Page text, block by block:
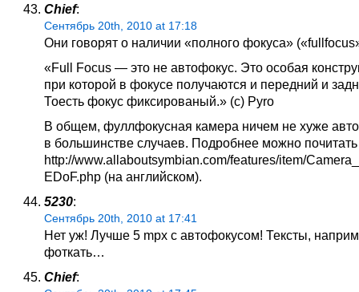
Chief:
Сентябрь 20th, 2010 at 17:18
Они говорят о наличии «полного фокуса»
«Full Focus — это не автофокус. Это особая
при которой в фокусе получаются и передний и
Тоесть фокус фиксированый.» (с) Pyro
В общем, фуллфокусная камера ничем не хуже
в большинстве случаев. Подробнее можно
http://www.allaboutsymbian.com/features/item/
EDoF.php (на английском).
5230:
Сентябрь 20th, 2010 at 17:41
Нет уж! Лучше 5 mpx с автофокусом! Тексты,
фоткать…
Chief: